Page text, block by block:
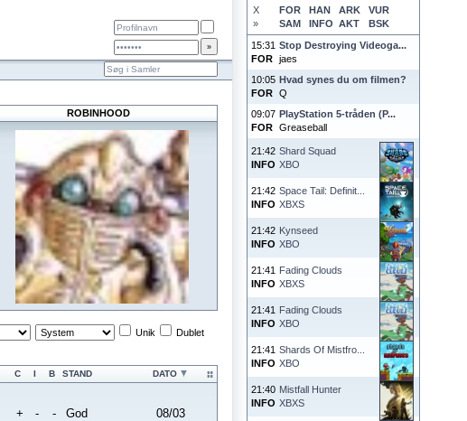
X FOR HAN ARK
VUR
»
SAM INFO AKT
BSK
15:31
FOR
Stop Destroying Videoga...
jaes
10:05
FOR
Hvad synes du om filmen?
Q
09:07
FOR
PlayStation 5-tråden (P...
Greaseball
21:42
INFO
Shard Squad
XBO
21:42
INFO
Space Tail: Definit...
XBXS
21:42
INFO
Kynseed
XBO
21:41
INFO
Fading Clouds
XBXS
21:41
INFO
Fading Clouds
XBO
21:41
INFO
Shards Of Mistfro...
XBO
21:40
INFO
Mistfall Hunter
XBXS
ROBINHOOD
Unik Dublet
C I B STAND DATO
+ - - God 08/03